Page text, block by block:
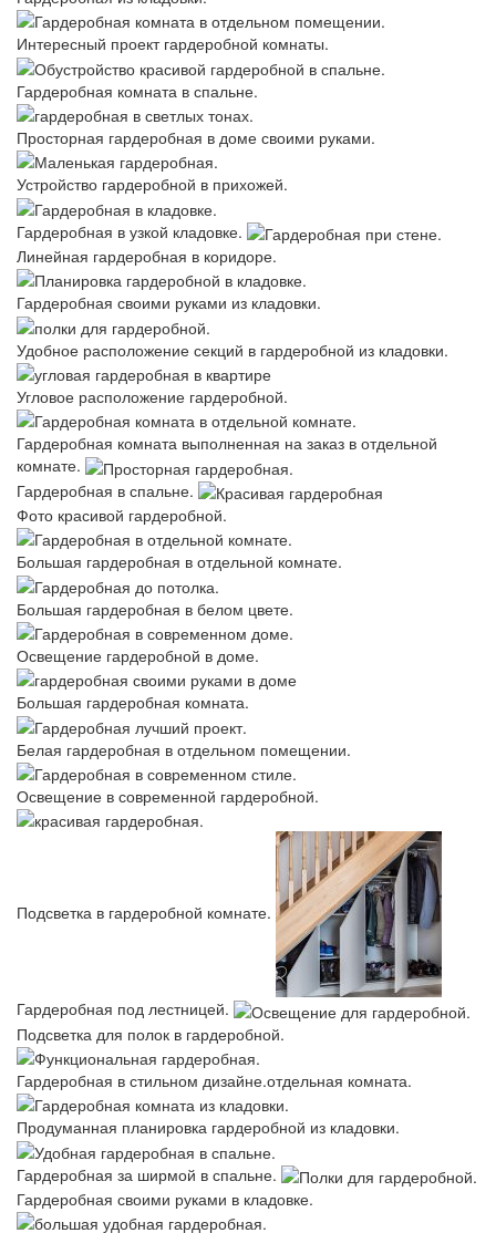
Интересный проект гардеробной комнаты.
Гардеробная комната в спальне.
Просторная гардеробная в доме своими руками.
Устройство гардеробной в прихожей.
Гардеробная в узкой кладовке.
Линейная гардеробная в коридоре.
Гардеробная своими руками из кладовки.
Удобное расположение секций в гардеробной из кладовки.
Угловое расположение гардеробной.
Гардеробная комната выполненная на заказ в отдельной
комнате.
Гардеробная в спальне.
Фото красивой гардеробной.
Большая гардеробная в отдельной комнате.
Большая гардеробная в белом цвете.
Освещение гардеробной в доме.
Большая гардеробная комната.
Белая гардеробная в отдельном помещении.
Освещение в современной гардеробной.
Подсветка в гардеробной комнате.
Гардеробная под лестницей.
Подсветка для полок в гардеробной.
Гардеробная в стильном дизайне.отдельная комната.
Продуманная планировка гардеробной из кладовки.
Гардеробная за ширмой в спальне.
Гардеробная своими руками в кладовке.